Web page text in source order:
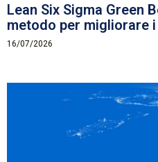
Lean Six Sigma Green
metodo per migliorare
16/07/2026